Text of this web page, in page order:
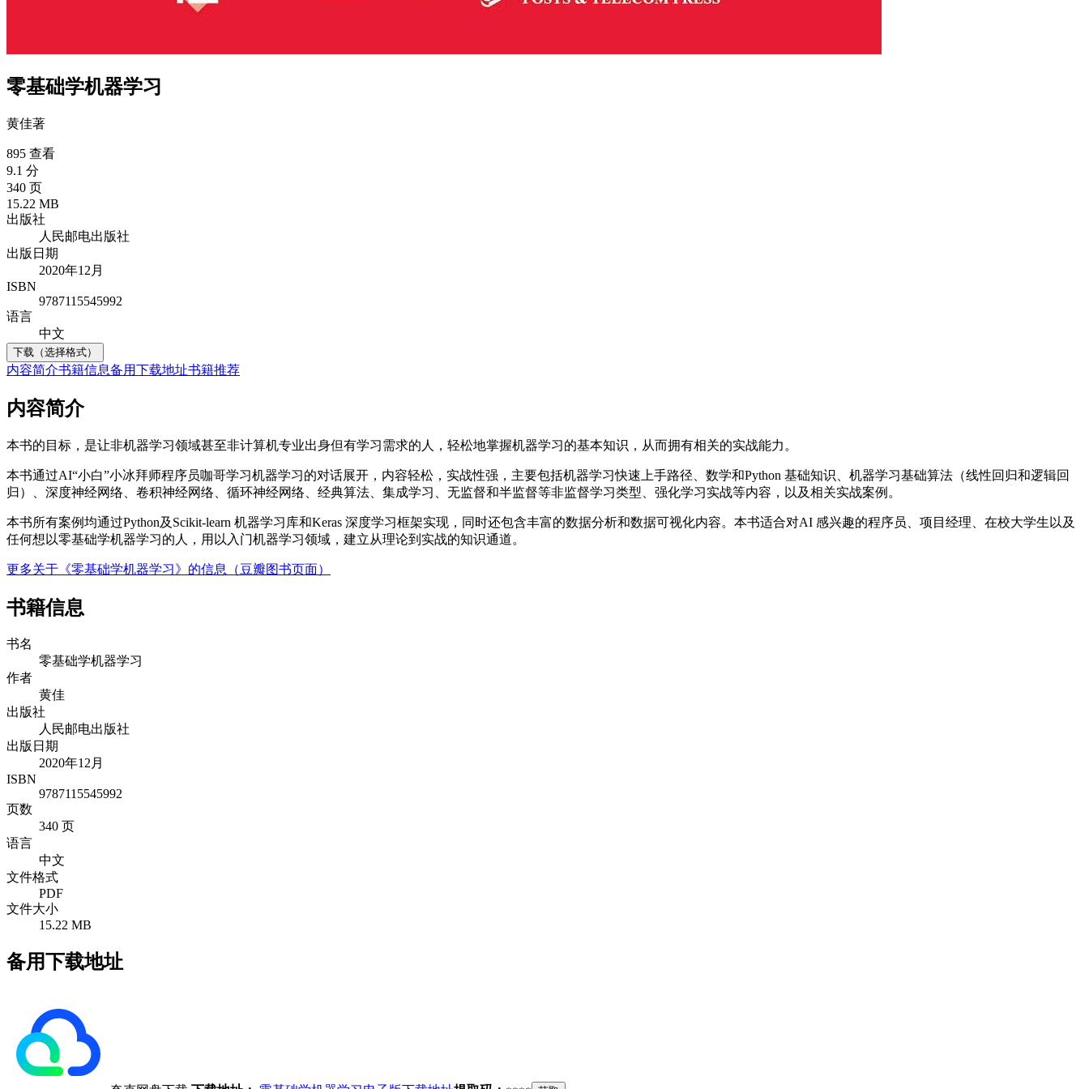
零基础学机器学习
黄佳著
895 查看
9.1 分
340 页
15.22 MB
出版社
人民邮电出版社
出版日期
2020年12月
ISBN
9787115545992
语言
中文
下载（选择格式）
内容简介书籍信息备用下载地址书籍推荐
内容简介
本书的目标，是让非机器学习领域甚至非计算机专业出身但有学习需求的人，轻松地掌握机器学习的基本知识，从而拥有相关的实战能力。
本书通过AI“小白”小冰拜师程序员咖哥学习机器学习的对话展开，内容轻松，实战性强，主要包括机器学习快速上手路径、数学和Python 基础知识、机器学习基础算法（线性回归和逻辑回
归）、深度神经网络、卷积神经网络、循环神经网络、经典算法、集成学习、无监督和半监督等非监督学习类型、强化学习实战等内容，以及相关实战案例。
本书所有案例均通过Python及Scikit-learn 机器学习库和Keras 深度学习框架实现，同时还包含丰富的数据分析和数据可视化内容。本书适合对AI 感兴趣的程序员、项目经理、在校大学生以及
任何想以零基础学机器学习的人，用以入门机器学习领域，建立从理论到实战的知识通道。
更多关于《零基础学机器学习》的信息（豆瓣图书页面）
书籍信息
书名
零基础学机器学习
作者
黄佳
出版社
人民邮电出版社
出版日期
2020年12月
ISBN
9787115545992
页数
340 页
语言
中文
文件格式
PDF
文件大小
15.22 MB
备用下载地址